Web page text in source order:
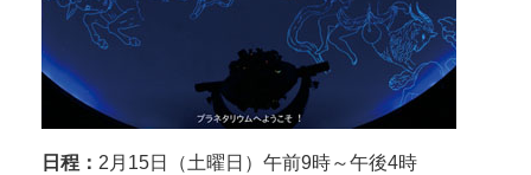
日程： 2月15日（土曜日）午前9時～午後4時